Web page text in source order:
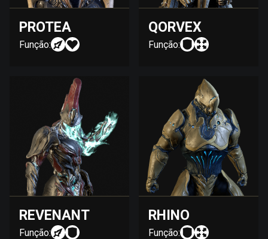
PROTEA
Função:
QORVEX
Função:
REVENANT
Função:
RHINO
Função: